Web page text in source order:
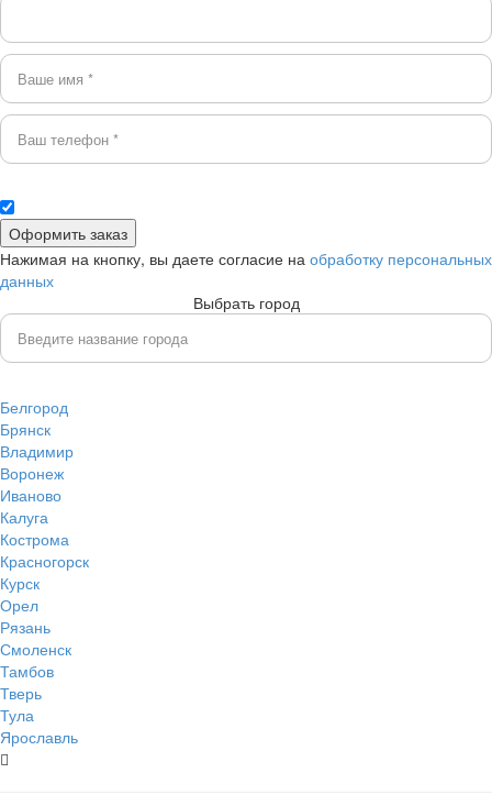
Нажимая на кнопку, вы даете согласие на обработку персональных
данных
Выбрать город
Белгород
Брянск
Владимир
Воронеж
Иваново
Калуга
Кострома
Красногорск
Курск
Орел
Рязань
Смоленск
Тамбов
Тверь
Тула
Ярославль